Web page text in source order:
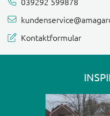
Kontaktformular